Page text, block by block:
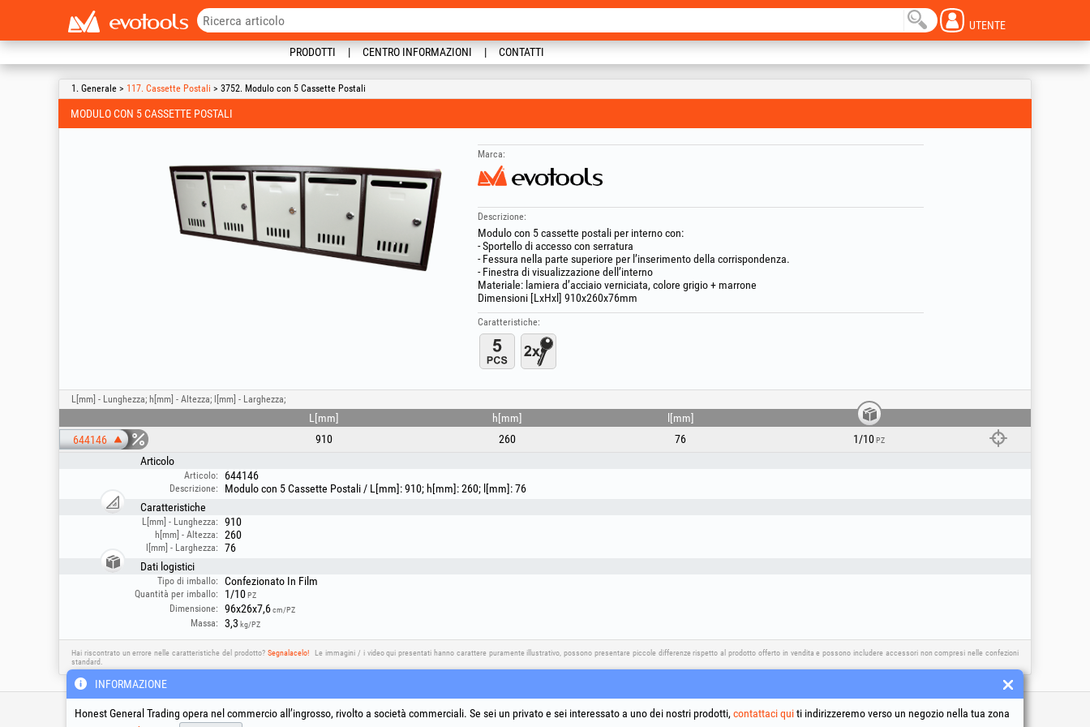
UTENTE
PRODOTTI CENTRO INFORMAZIONI CONTATTI
1. Generale > 117. Cassette Postali > 3752. Modulo con 5 Cassette Postali
MODULO CON 5 CASSETTE POSTALI
Marca:
Descrizione:
Modulo con 5 cassette postali per interno con:
- Sportello di accesso con serratura
- Fessura nella parte superiore per l’inserimento della corrispondenza.
- Finestra di visualizzazione dell’interno
Materiale: lamiera d’acciaio verniciata, colore grigio + marrone
Dimensioni [LxHxl] 910x260x76mm
Caratteristiche:
L[mm] - Lunghezza; h[mm] - Altezza; l[mm] - Larghezza;
L[mm] h[mm]
l[mm]
644146
910 260 76 1/10PZ
Articolo
Articolo: 644146
Descrizione:
Modulo con 5 Cassette Postali / L[mm]: 910; h[mm]: 260; l[mm]: 76
Caratteristiche
L[mm] - Lunghezza: 910
h[mm] - Altezza: 260
l[mm] - Larghezza:
76
Dati logistici
Tipo di imballo: Confezionato In Film
Quantità per imballo: 1/10PZ
Dimensione: 96x26x7,6cm/PZ
Massa: 3,3 kg/PZ
Hai riscontrato un errore nelle caratteristiche del prodotto? Segnalacelo!
Le immagini / i video qui presentati hanno carattere puramente illustrativo, possono presentare piccole differenze rispetto al prodotto offerto in vendita e possono includere accessori non compresi nelle confezioni
standard.
Infoline tecnico & assistenza Social media Risoluzione controversie Link utili
INFORMAZIONE
Honest General Trading opera nel commercio all’ingrosso, rivolto a società commerciali. Se sei un privato e sei interessato a uno dei nostri prodotti, contattaci quiti indirizzeremo verso un negozio nella tua zona